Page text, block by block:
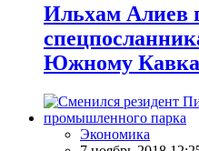
Ильхам Алиев
Южному
Экономика